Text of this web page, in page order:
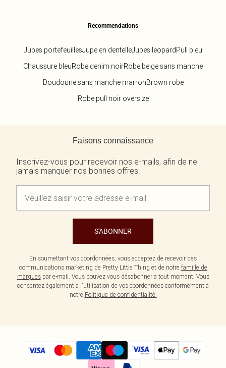
Recommendations
Jupes portefeuillesJupe en dentelleJupes leopardPull bleu
Chaussure bleuRobe denim noirRobe beige sans manche
Doudoune sans manche marronBrown robe
Robe pull noir oversize
Faisons connaissance
Inscrivez-vous pour recevoir nos e-mails, afin de ne
jamais manquer nos bonnes offres.
S'ABONNER
En soumettant vos coordonnées, vous acceptez de recevoir des
communications marketing de Pretty Little Thing et de notre famille de
marquespar e-mail. Vous pouvez vous désabonner à tout moment. Vous
consentez également à l'utilisation de vos coordonnées conformément à
notre Politique de confidentialité.